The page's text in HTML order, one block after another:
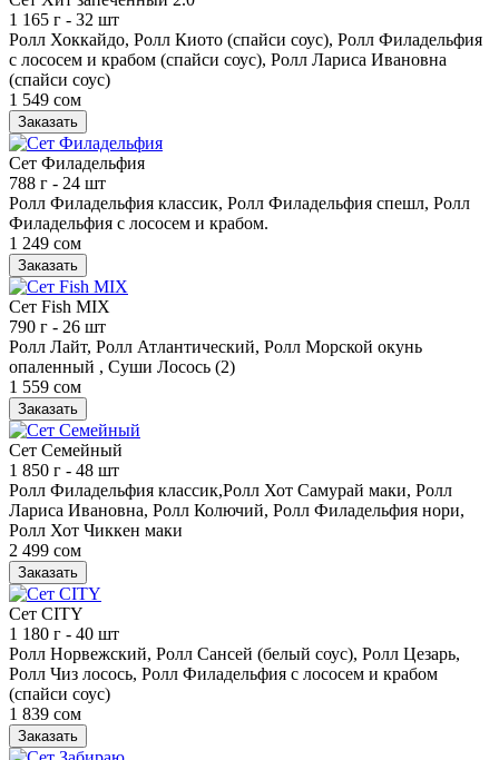
1 165 г - 32 шт
Ролл Хоккайдо, Ролл Киото (спайси соус), Ролл Филадельфия
с лососем и крабом (спайси соус), Ролл Лариса Ивановна
(спайси соус)
1 549 сом
Заказать
Сет Филадельфия
788 г - 24 шт
Ролл Филадельфия классик, Ролл Филадельфия спешл, Ролл
Филадельфия с лососем и крабом.
1 249 сом
Заказать
Сет Fish MIX
790 г - 26 шт
Ролл Лайт, Ролл Атлантический, Ролл Морской окунь
опаленный , Суши Лосось (2)
1 559 сом
Заказать
Сет Семейный
1 850 г - 48 шт
Ролл Филадельфия классик,Ролл Хот Самурай маки, Ролл
Лариса Ивановна, Ролл Колючий, Ролл Филадельфия нори,
Ролл Хот Чиккен маки
2 499 сом
Заказать
Сет CITY
1 180 г - 40 шт
Ролл Норвежский, Ролл Сансей (белый соус), Ролл Цезарь,
Ролл Чиз лосось, Ролл Филадельфия с лососем и крабом
(спайси соус)
1 839 сом
Заказать